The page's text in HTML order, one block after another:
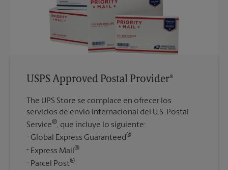
USPS Approved Postal Provider®
The UPS Store se complace en ofrecer los
servicios de envío internacional del U.S. Postal
Service®, que incluye lo siguiente:
Global Express Guaranteed®
Express Mail ®
Parcel Post®